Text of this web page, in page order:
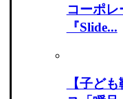
コーポ
『Slide...
【子ど